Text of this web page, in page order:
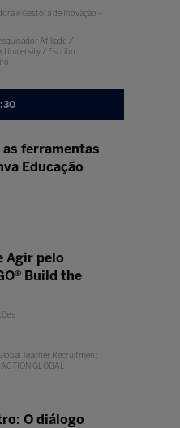
e Gestora de Inovação -
Afiliado /
University / Escribo -
as ferramentas
Educação
Agir pelo
Build the
Teacher Recruitment
GLOBAL
O diálogo